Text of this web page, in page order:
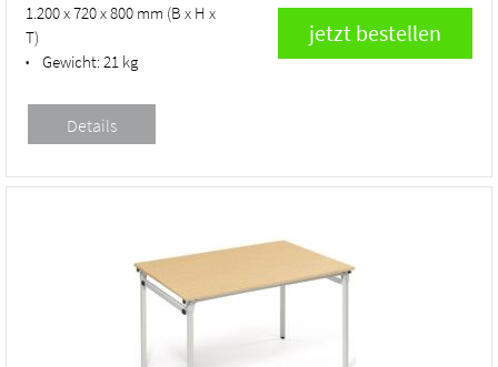
1.200 x 720 x 800 mm (B x H x
T)
• Gewicht:21 kg